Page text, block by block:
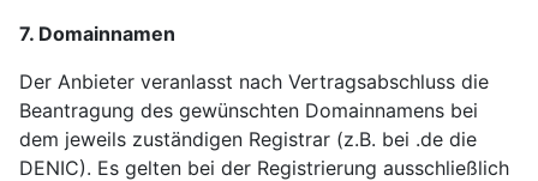
7. Domainnamen
Der Anbieter veranlasst nach Vertragsabschluss die
Beantragung des gewünschten Domainnamens bei
dem jeweils zuständigen Registrar (z.B. bei .de die
DENIC). Es gelten bei der Registrierung ausschließlich